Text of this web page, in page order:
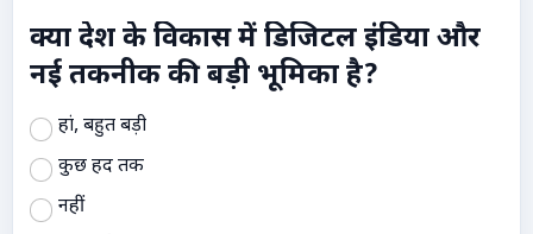
क्या देश के विकास में डिजिटल इंडिया और
नई तकनीक की बड़ी भूमिका है?
हां, बहुत बड़ी
कुछ हद तक
नहीं